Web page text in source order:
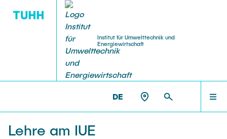
Institut für Umwelttechnik und
Energiewirtschaft
DE
HOME FORSCHUNG
Forschungsbereiche
b3 - Gruppe Bioraffinerie, Bioenergie & Bioökonomie
LEHRE
Klausurtermine
MITARBEITENDE
VERANSTALTUNGEN
Ringvorlesung: Grüne Mobilität (WS 25/26)
IUE >LEHRE
Lehre am IUE